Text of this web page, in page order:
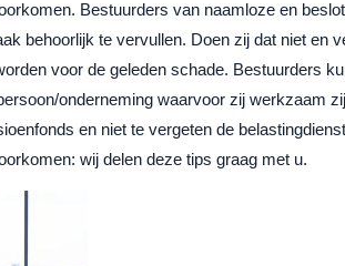
Bestuurders van naamloze en
behoorlijk te vervullen. Doen zij dat niet en
voor de geleden schade. Bestuurders
onderneming waarvoor zij werkzaam
en niet te vergeten de
wij delen deze tips graag met u.